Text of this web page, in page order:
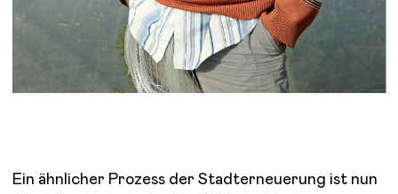
Ein ähnlicher Prozess der Stadterneuerung ist nun